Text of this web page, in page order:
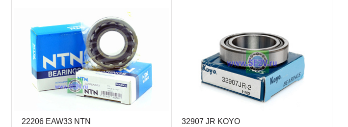
22206 EAW33 NTN
32907 JR KOYO